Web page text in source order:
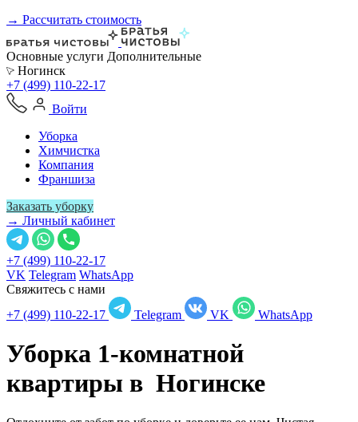
→ Рассчитать стоимость
Основные услуги Дополнительные
Ногинск
+7 (499) 110-22-17
Войти
Уборка
Химчистка
Компания
Франшиза
Заказать уборку
→ Личный кабинет
+7 (499) 110-22-17
VK Telegram WhatsApp
Свяжитесь с нами
+7 (499) 110-22-17
Telegram VK WhatsApp
Уборка 1-комнатной
квартиры в Ногинске